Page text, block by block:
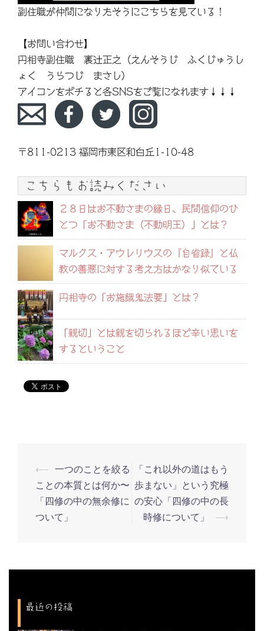
副住職が仲間になりたそうにこちらを見ている！
【お問い合わせ】
円相寺副住職 裏辻正之（えんそうじ ふくじゅうし
ょく うらつじ まさし）
アイコンをポチると各SNSをご覧になれます↓↓↓
〒811-0213 福岡市東区和白丘1-10-48
こちらもお読みください
２８日はお不動さまの縁日、民間信仰のひ
とつ「お不動さま（不動明王）」とは？
マルクス・アウレリウスの『自省録』と仏
教の善悪に対する考え方はかなり似ている
円相寺の「お施餓鬼法要」とは？
「親切」とは親を切られるほど辛い思いを
するということ
投
稿
ナ
ョ
⟵ 一つのことを絞る
ことの本質とは何か〜
「四修の中の無余修に
ついて」
「これ以外の道はもう
歩まない」という究極
の安心「四修の中の長
時修について」
⟶
最近の投稿